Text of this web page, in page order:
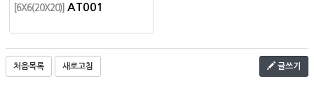
[6X6(20X20)] AT001
처음목록 새로고침 글쓰기